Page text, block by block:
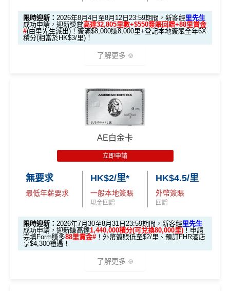
限時迎新： 2026年8月4日至8月12日23:59期間，新客經里先生
成功申請，迎新獎賞高達32,805里數+$550簽賬回贈+88里賞金
#(由里先生派出)！簽滿$8,000賺8,000里+登記本地簽賬全年6X
積分(相當於HK$3/里)！
了解更多
條件 (於首3個月內
🎯 第一階段：開卡必做 (登記特別優惠)
1️⃣ 啟動「本地簽賬 6
X 積分」優惠（每季
上限 HK$15,000）
📍登記優惠 1：htt
ps://shorturl.at/K
AE白金卡
立即申請
無要求
最低年薪要求
HK$2/里*
一般本地簽賬
現金回贈
HK$4.5/里
外幣簽賬
回贈
限時迎新： 2026年7月30至8月31日23:59期間，新客經里先生
成功申請，迎新賺高達1,440,000積分(可兌換80,000里) ！申請
完填Form賺多88里賞金# ！外幣簽賬低至$2/里、預訂FHR酒店
享$4,300禮遇！
了解更多